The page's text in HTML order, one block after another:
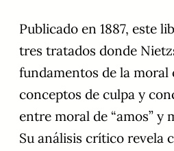
Publicado en 1887, este
tres tratados donde
fundamentos de la moral
conceptos de culpa y
entre moral de “amos” y
Su análisis crítico revela